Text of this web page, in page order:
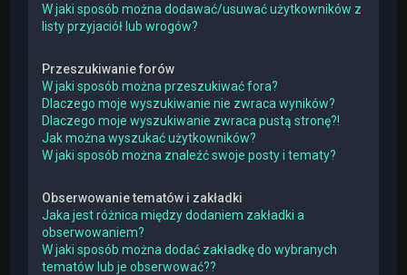
W jaki sposób można dodawać/usuwać użytkowników z
listy przyjaciół lub wrogów?
Przeszukiwanie forów
W jaki sposób można przeszukiwać fora?
Dlaczego moje wyszukiwanie nie zwraca wyników?
Dlaczego moje wyszukiwanie zwraca pustą stronę?!
Jak można wyszukać użytkowników?
W jaki sposób można znaleźć swoje posty i tematy?
Obserwowanie tematów i zakładki
Jaka jest różnica między dodaniem zakładki a
obserwowaniem?
W jaki sposób można dodać zakładkę do wybranych
tematów lub je obserwować??